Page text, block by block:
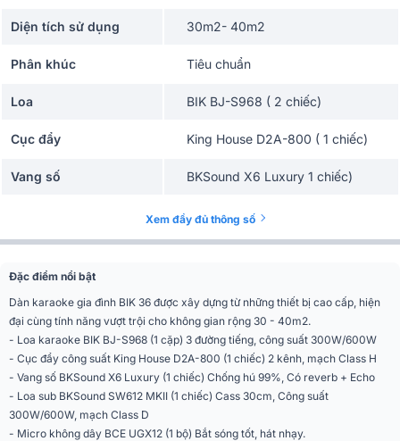
Diện tích sử dụng 30m2- 40m2
Phân khúc Tiêu chuẩn
Loa BIK BJ-S968 ( 2 chiếc)
Cục đẩy King House D2A-800 ( 1 chiếc)
Vang số BKSound X6 Luxury 1 chiếc)
BCE UGX12 ( 1 bộ)
Xem đầy đủ thông số
Đặc điểm nổi bật
Dàn karaoke gia đình BIK 36 được xây dựng từ những thiết bị cao cấp, hiện
đại cùng tính năng vượt trội cho không gian rộng 30 - 40m2.
- Loa karaoke BIK BJ-S968 (1 cặp) 3 đường tiếng, công suất 300W/600W
- Cục đẩy công suất King House D2A-800 (1 chiếc) 2 kênh, mạch Class H
- Vang số BKSound X6 Luxury (1 chiếc) Chống hú 99%, Có reverb + Echo
- Loa sub BKSound SW612 MKII (1 chiếc) Cass 30cm, Công suất
300W/600W, mạch Class D
- Micro không dây BCE UGX12 (1 bộ) Bắt sóng tốt, hát nhạy.